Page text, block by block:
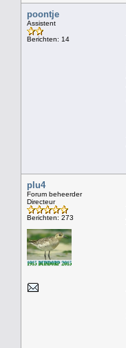
poontje
Assistent
Berichten: 14
plu4
Forum beheerder
Directeur
Berichten: 273